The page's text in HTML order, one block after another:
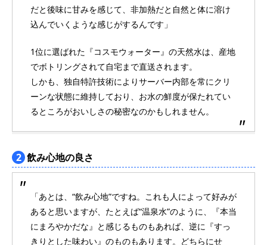
だと後味に甘みを感じて、非加熱だと自然と体に溶け
込んでいくような感じがするんです」
1位に選ばれた『コスモウォーター』の天然水は、産地
でボトリングされて自宅まで直送されます。
しかも、独自特許技術によりサーバー内部を常にクリ
ーンな状態に維持しており、お水の鮮度が保たれてい
るところがおいしさの秘密なのかもしれません。
2 飲み心地の良さ
「あとは、“飲み心地”ですね。これも人によって好みが
あると思いますが、たとえば“温泉水”のように、『本当
にまろやかだな』と感じるものもあれば、逆に『すっ
きりとした味わい』のものもあります。どちらにせ